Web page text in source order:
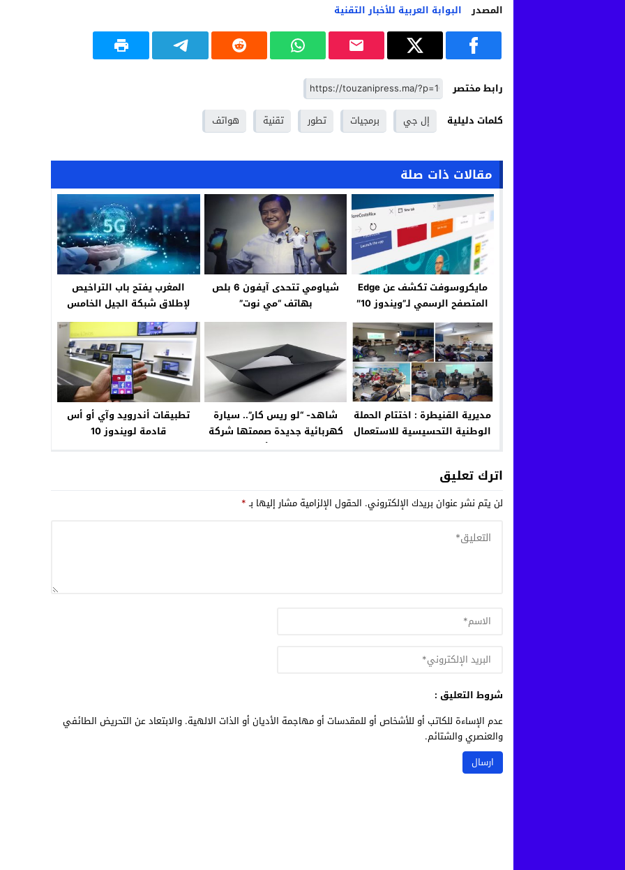
المصدر البوابة العربية للأخبار التقنية
رابط مختصر
كلمات دليلية
إل جي برمجيات تطور تقنية هواتف
مقالات ذات صلة
مايكروسوفت تكشف عن Edge
المتصفح الرسمي لـ”ويندوز 10″
شياومي تتحدى آيفون 6 بلص
بهاتف “مي نوت”
المغرب يفتح باب التراخيص
لإطلاق شبكة الجيل الخامس
(5G)
مديرية القنيطرة : اختتام الحملة
الوطنية التحسيسية للاستعمال
شاهد- “لو ريس كار”.. سيارة
كهربائية جديدة صممتها شركة
لصناعة الأحذية
تطبيقات أندرويد وآي أو أس
قادمة لويندوز 10
اترك تعليق
لن يتم نشر عنوان بريدك الإلكتروني. الحقول الإلزامية مشار إليها بـ*
شروط التعليق :
عدم الإساءة للكاتب أو للأشخاص أو للمقدسات أو مهاجمة الأديان أو الذات الالهية. والابتعاد عن التحريض الطائفي
والعنصري والشتائم.